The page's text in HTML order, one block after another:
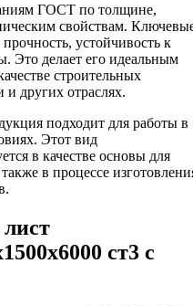
ГОСТ по толщине,
свойствам.
устойчивость к
Это делает его идеальным
строительных
других отраслях.
подходит для работы в
Этот вид
в качестве основы для
в процессе
ст3 с